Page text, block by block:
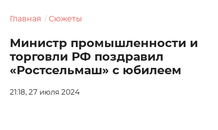
Главная Сюжеты
Министр промышленности и
торговли РФ поздравил
«Ростсельмаш» с юбилеем
21:18, 27 июля 2024